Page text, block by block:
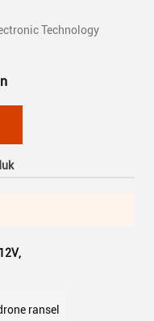
Technology
,
ransel